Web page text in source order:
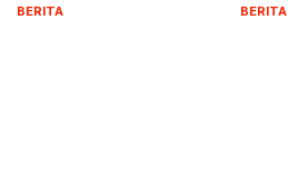
BERITA BERITA